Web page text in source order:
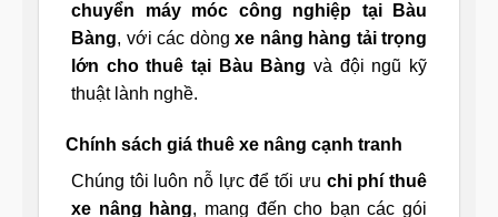
chuyển máy móc công nghiệp tại Bàu
Bàng, với các dòng xe nâng hàng tải trọng
lớn cho thuê tại Bàu Bàng và đội ngũ kỹ
thuật lành nghề.
Chính sách giá thuê xe nâng cạnh tranh
Chúng tôi luôn nỗ lực để tối ưu chi phí thuê
xe nâng hàng, mang đến cho bạn các gói